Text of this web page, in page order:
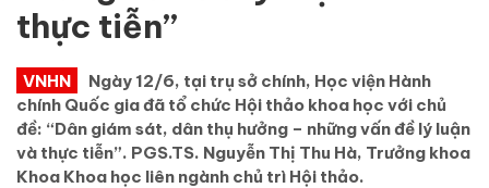
thực tiễn”
VNHN
Ngày 12/6, tại trụ sở chính, Học viện Hành
chính Quốc gia đã tổ chức Hội thảo khoa học với chủ
đề: “Dân giám sát, dân thụ hưởng – những vấn đề lý luận
và thực tiễn”. PGS.TS. Nguyễn Thị Thu Hà, Trưởng khoa
Khoa Khoa học liên ngành chủ trì Hội thảo.